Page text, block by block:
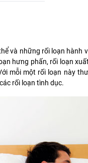
và những rối loạn hành
hưng phấn, rối loạn
mỗi một rối loạn này
rối loạn tình dục.